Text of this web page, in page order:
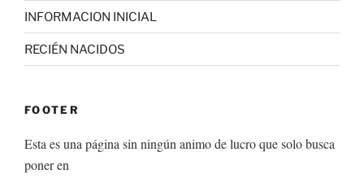
INFORMACION INICIAL
RECIÉN NACIDOS
FOOTER
Esta es una página sin ningún animo de lucro que solo busca
poner en